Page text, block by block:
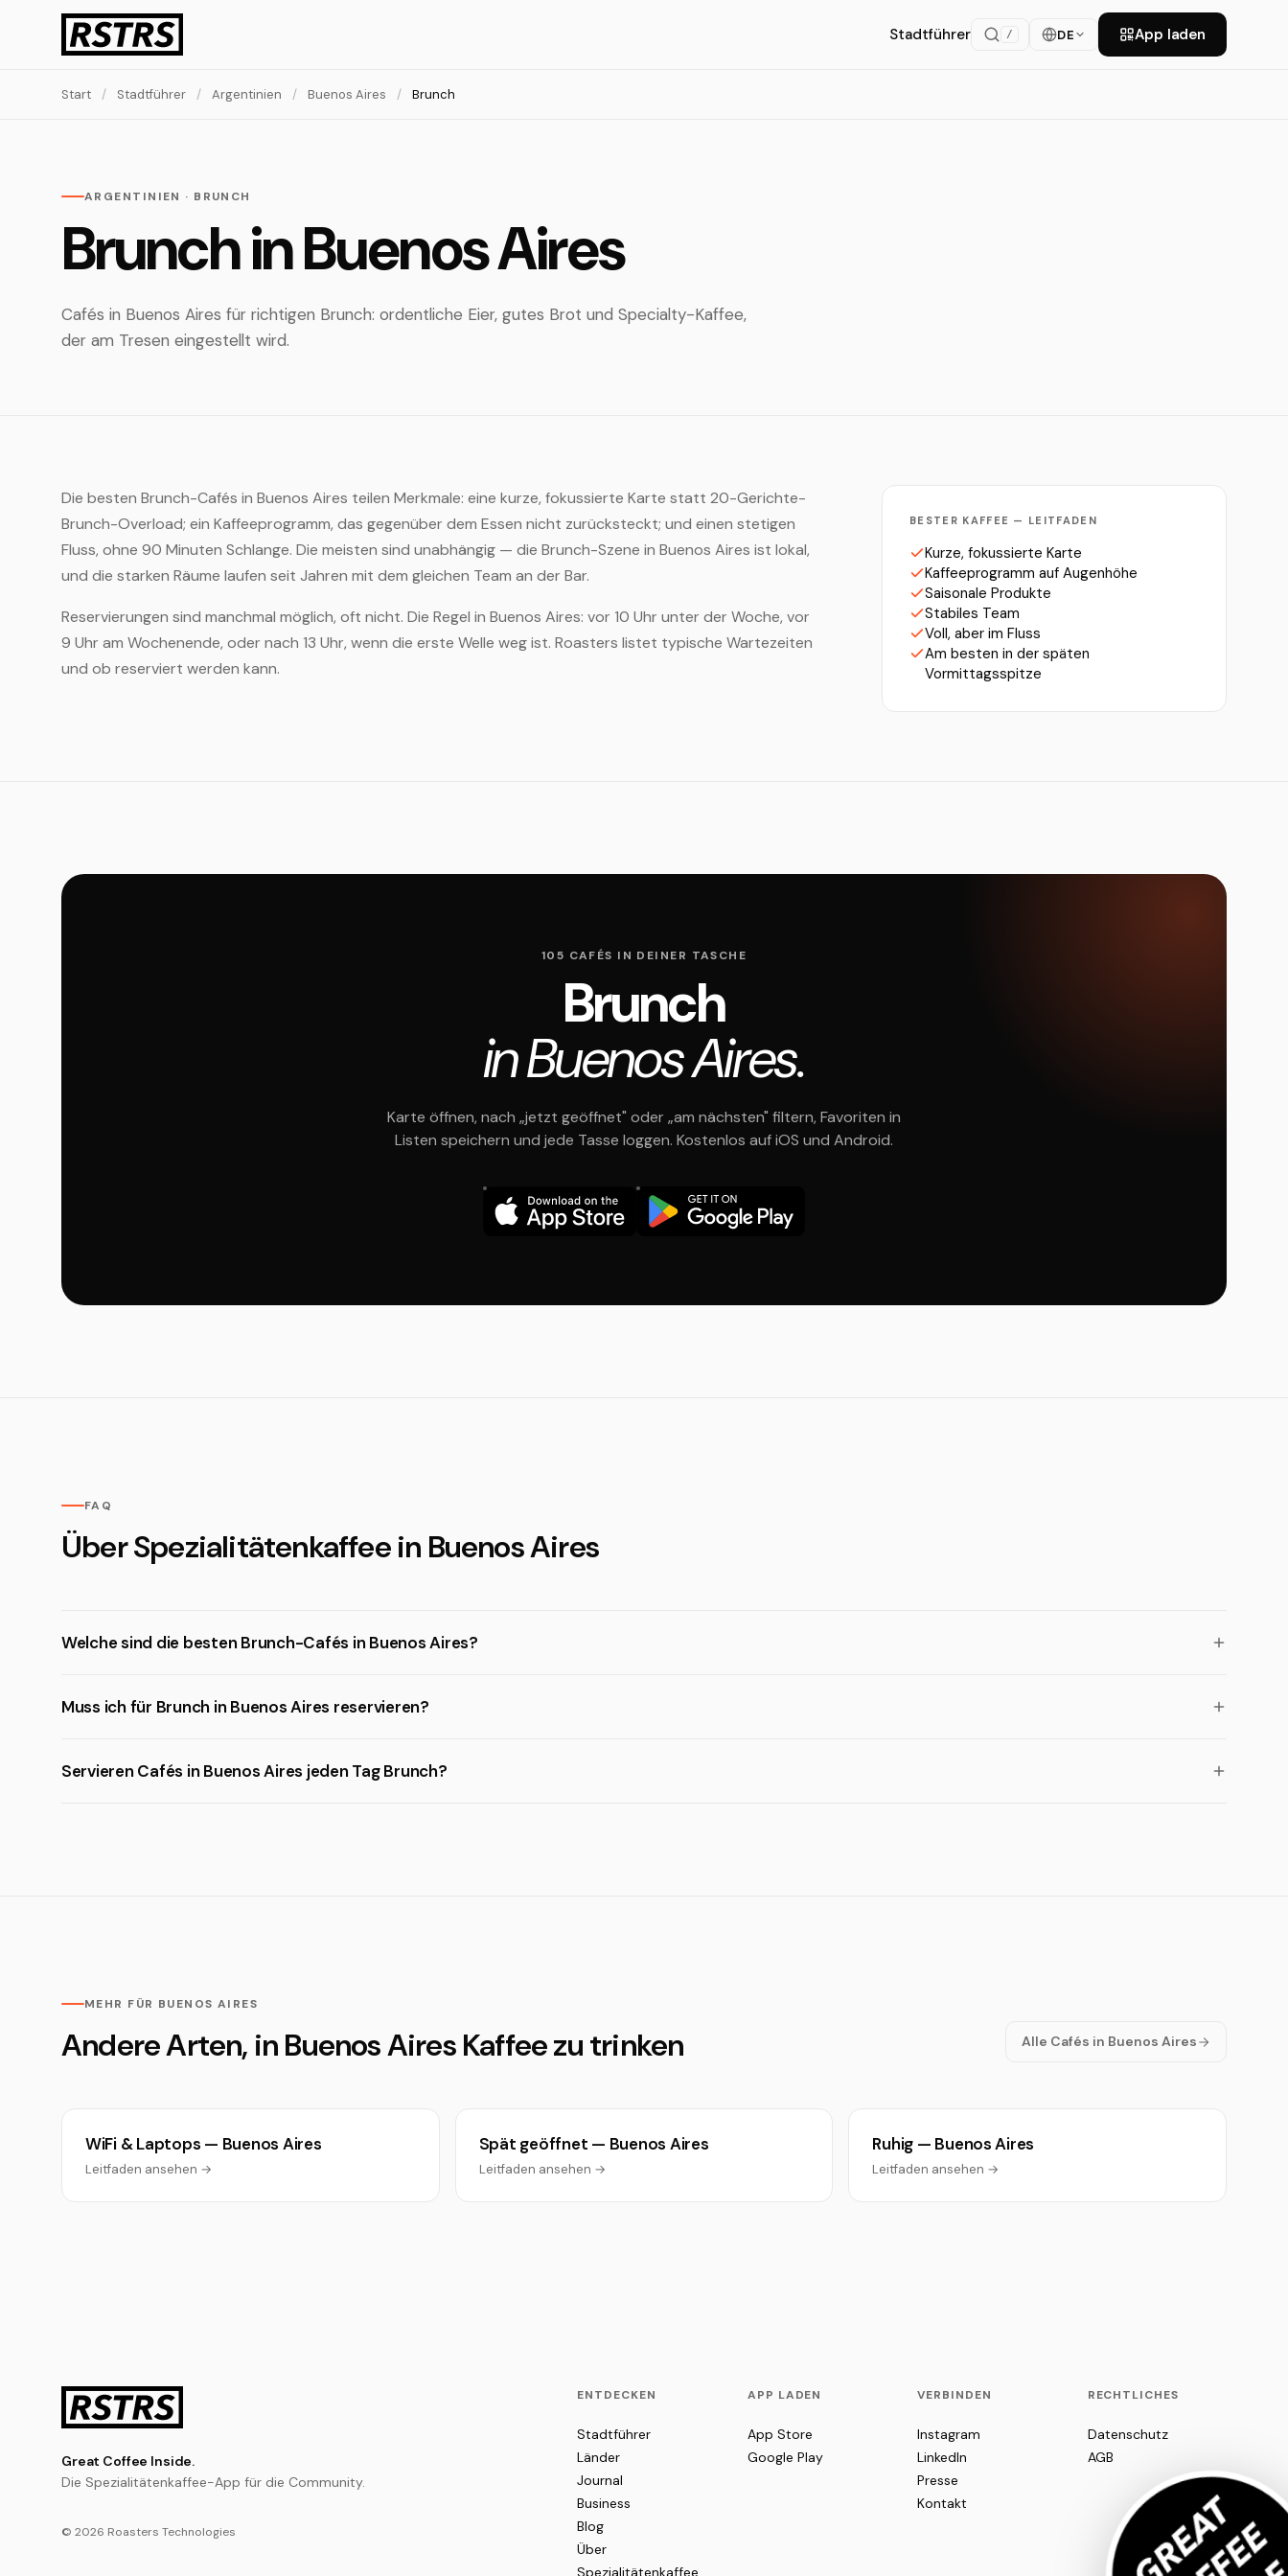
Stadtführer / DE App laden
Start / Stadtführer / Argentinien / Buenos Aires / Brunch
ARGENTINIEN · BRUNCH
Brunch in Buenos Aires
Cafés in Buenos Aires für richtigen Brunch: ordentliche Eier, gutes Brot und Specialty-Kaffee,
der am Tresen eingestellt wird.
Die besten Brunch-Cafés in Buenos Aires teilen Merkmale: eine kurze, fokussierte Karte statt 20-Gerichte-
Brunch-Overload; ein Kaffeeprogramm, das gegenüber dem Essen nicht zurücksteckt; und einen stetigen
Fluss, ohne 90 Minuten Schlange. Die meisten sind unabhängig — die Brunch-Szene in Buenos Aires ist lokal,
und die starken Räume laufen seit Jahren mit dem gleichen Team an der Bar.
Reservierungen sind manchmal möglich, oft nicht. Die Regel in Buenos Aires: vor 10 Uhr unter der Woche, vor
9 Uhr am Wochenende, oder nach 13 Uhr, wenn die erste Welle weg ist. Roasters listet typische Wartezeiten
und ob reserviert werden kann.
BESTER KAFFEE — LEITFADEN
Kurze, fokussierte Karte
Kaffeeprogramm auf Augenhöhe
Saisonale Produkte
Stabiles Team
Voll, aber im Fluss
Am besten in der späten
Vormittagsspitze
105 CAFÉS IN DEINER TASCHE
Brunch
in Buenos Aires.
Karte öffnen, nach „jetzt geöffnet" oder „am nächsten" filtern, Favoriten in
Listen speichern und jede Tasse loggen. Kostenlos auf iOS und Android.
FAQ
Über Spezialitätenkaffee in Buenos Aires
Welche sind die besten Brunch-Cafés in Buenos Aires?
Muss ich für Brunch in Buenos Aires reservieren?
Servieren Cafés in Buenos Aires jeden Tag Brunch?
MEHR FÜR BUENOS AIRES
Andere Arten, in Buenos Aires Kaffee zu trinken Alle Cafés in Buenos Aires
WiFi & Laptops — Buenos Aires
Leitfaden ansehen →
Spät geöffnet — Buenos Aires
Leitfaden ansehen →
Ruhig — Buenos Aires
Leitfaden ansehen →
Great Coffee Inside.
Die Spezialitätenkaffee-App für die Community.
© 2026 Roasters Technologies
ENTDECKEN
Stadtführer
Länder
Journal
Business
Blog
Über
Spezialitätenkaffee
APP LADEN
App Store
Google Play
VERBINDEN
Instagram
LinkedIn
Presse
Kontakt
RECHTLICHES
Datenschutz
AGB